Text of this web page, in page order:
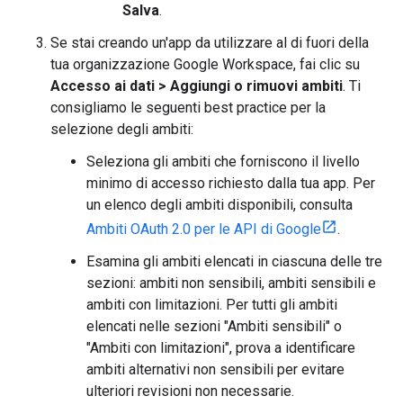
Salva.
Se stai creando un'app da utilizzare al di fuori della
tua organizzazione Google Workspace, fai clic su
Accesso ai dati > Aggiungi o rimuovi ambiti. Ti
consigliamo le seguenti best practice per la
selezione degli ambiti:
Seleziona gli ambiti che forniscono il livello
minimo di accesso richiesto dalla tua app. Per
un elenco degli ambiti disponibili, consulta
Ambiti OAuth 2.0 per le API di Google
.
Esamina gli ambiti elencati in ciascuna delle tre
sezioni: ambiti non sensibili, ambiti sensibili e
ambiti con limitazioni. Per tutti gli ambiti
elencati nelle sezioni "Ambiti sensibili" o
"Ambiti con limitazioni", prova a identificare
ambiti alternativi non sensibili per evitare
ulteriori revisioni non necessarie.